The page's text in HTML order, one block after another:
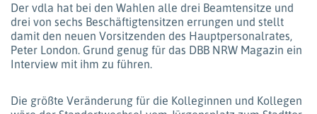
Der vdla hat bei den Wahlen alle drei Beamtensitze und
drei von sechs Beschäftigtensitzen errungen und stellt
damit den neuen Vorsitzenden des Hauptpersonalrates,
Peter London. Grund genug für das DBB NRW Magazin ein
Interview mit ihm zu führen.
Die größte Veränderung für die Kolleginnen und Kollegen